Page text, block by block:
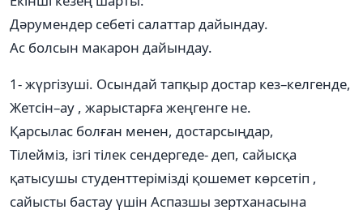
Дәрумендер себеті салаттар дайындау.
Ас болсын макарон дайындау.
1- жүргізуші. Осындай тапқыр достар кез–келгенде,
Жетсін–ау , жарыстарға жеңгенге не.
Қарсылас болған менен, достарсыңдар,
Тілейміз, ізгі тілек сендергеде- деп, сайысқа
қатысушы студенттерімізді қошемет көрсетіп ,
сайысты бастау үшін Аспазшы зертханасына